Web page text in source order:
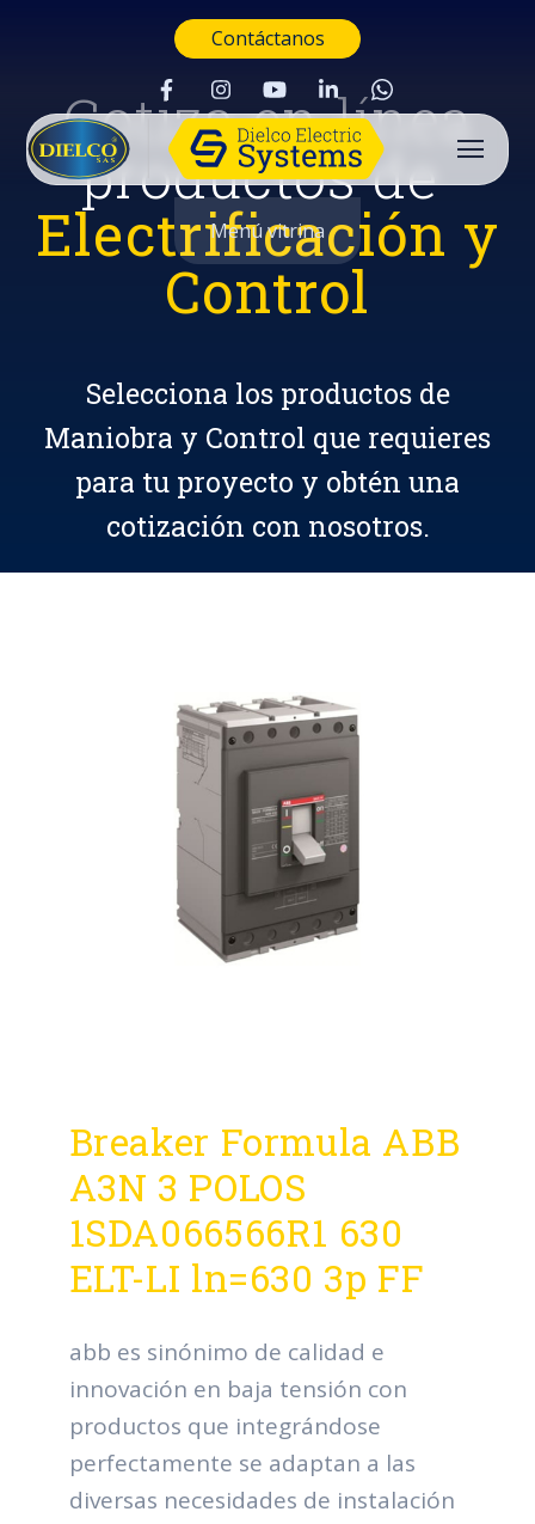
Contáctanos
Menú vitrina
Cotiza en línea
productos de
Electrificación y
Control
Selecciona los productos de
Maniobra y Control que requieres
para tu proyecto y obtén una
cotización con nosotros.
Breaker Formula ABB
A3N 3 POLOS
1SDA066566R1 630
ELT-LI ln=630 3p FF
abb es sinónimo de calidad e
innovación en baja tensión con
productos que integrándose
perfectamente se adaptan a las
diversas necesidades de instalación